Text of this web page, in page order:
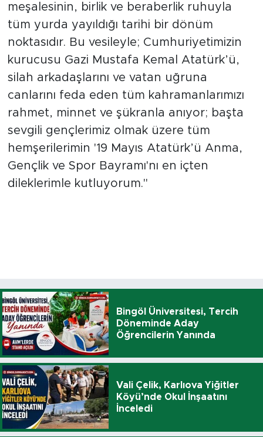
meşalesinin, birlik ve beraberlik ruhuyla
tüm yurda yayıldığı tarihi bir dönüm
noktasıdır. Bu vesileyle; Cumhuriyetimizin
kurucusu Gazi Mustafa Kemal Atatürk’ü,
silah arkadaşlarını ve vatan uğruna
canlarını feda eden tüm kahramanlarımızı
rahmet, minnet ve şükranla anıyor; başta
sevgili gençlerimiz olmak üzere tüm
hemşerilerimin '19 Mayıs Atatürk’ü Anma,
Gençlik ve Spor Bayramı'nı en içten
dileklerimle kutluyorum."
Bingöl Üniversitesi, Tercih
Döneminde Aday
Öğrencilerin Yanında
Vali Çelik, Karlıova Yiğitler
Köyü’nde Okul İnşaatını
İnceledi